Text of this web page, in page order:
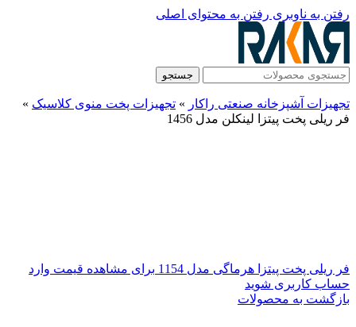
رفتن به ناوبری رفتن به محتوای اصلی
جستجو
تجهیزات آشپزخانه صنعتی راکار » تجهیزات پخت منوی کلاسیک »
فر ریلی پخت پیتزا لینکلن مدل 1456
فر ریلی پخت پیتزا هرماگی مدل 1154
برای مشاهده قیمت وارد
حساب کاربری شوید
بازگشت به محصولات